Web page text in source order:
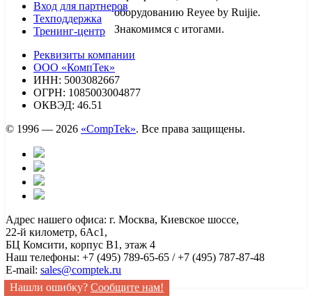
оборудованию Reyee by Ruijie.
Знакомимся с итогами.
Вход для партнеров
Техподдержка
Тренинг-центр
Реквизиты компании
ООО «КомпТек»
ИНН: 5003082667
ОГРН: 1085003004877
ОКВЭД: 46.51
© 1996 — 2026 «CompTek». Все права защищены.
Адрес нашего офиса: г. Москва, Киевское шоссе,
22-й километр, 6Ас1,
БЦ Комсити, корпус B1, этаж 4
Наш телефоны: +7 (495) 789-65-65 / +7 (495) 787-87-48
E-mail: sales@comptek.ru
Нашли ошибку? Сообщите нам!